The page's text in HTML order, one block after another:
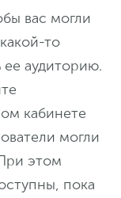
вас могли
то
ее аудиторию.
кабинете
могли
этом
пока